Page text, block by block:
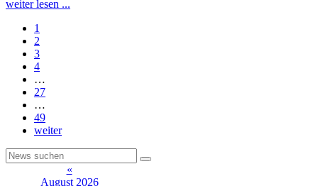
weiter lesen ...
1
2
3
4
…
27
…
49
weiter
«
August 2026